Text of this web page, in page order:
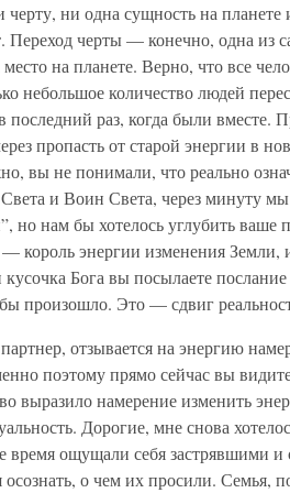
ни одна сущность на планете
Переход черты — конечно, одна из
на планете. Верно, что все
небольшое количество людей
последний раз, когда были вместе.
пропасть от старой энергии в
вы не понимали, что реально
и Воин Света, через минуту
но нам бы хотелось углубить ваше
король энергии изменения Земли,
Бога вы посылаете
произошло. Это — сдвиг
отзывается на энергию
поэтому прямо сейчас вы
выразило намерение изменить
Дорогие, мне снова
время ощущали себя застрявшими
осознать, о чем их просили. Семья,